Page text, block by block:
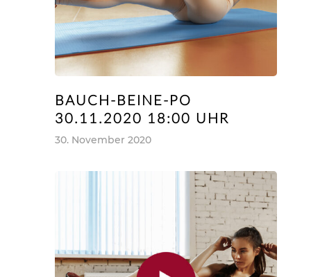
BAUCH-BEINE-PO
30.11.2020 18:00 UHR
30. November 2020
Startseite
Fitness
Fitness
Schmerzfrei Werden
Mehr Muskeln
Fitnesskurse
Powerplate
Wellness
Kosmetik
Massage
Relax Lounge
Lichttherapie
Shop
Preise
Kontakt